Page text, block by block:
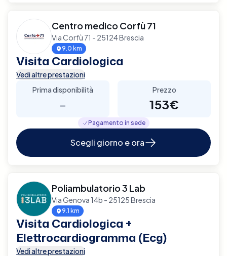
Centro medico Corfù 71
Via Corfù 71 - 25124 Brescia
9.0 km
Visita Cardiologica
Vedi altre prestazioni
Prima disponibilità
-
Prezzo
153€
Pagamento in sede
Scegli giorno e ora
Poliambulatorio 3 Lab
Via Genova 14b - 25125 Brescia
9.1 km
Visita Cardiologica +
Elettrocardiogramma (Ecg)
Vedi altre prestazioni